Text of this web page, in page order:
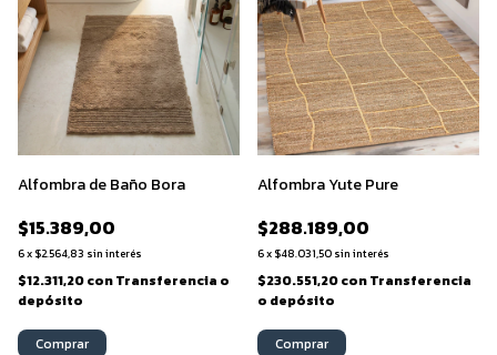
Alfombra de Baño Bora
$15.389,00
6x $2.564,83 sin interés
$12.311,20conTransferencia o
depósito
Comprar
Alfombra Yute Pure
$288.189,00
6x $48.031,50 sin interés
$230.551,20conTransferencia
o depósito
Comprar